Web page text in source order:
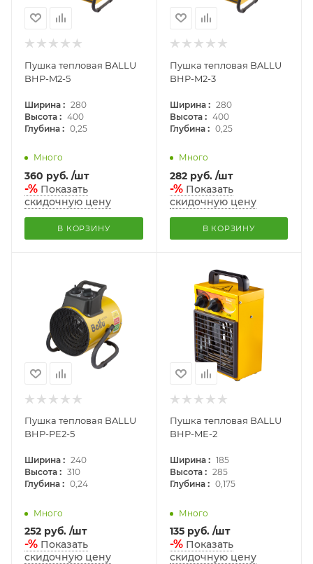
Пушка тепловая BALLU
BHP-M2-5
Ширина : 280
Высота : 400
Глубина : 0,25
Много
360 руб. /шт
-% Показать
скидочную цену
В КОРЗИНУ
Пушка тепловая BALLU
BHP-M2-3
Ширина : 280
Высота : 400
Глубина : 0,25
Много
282руб. /шт
-%Показать
скидочную цену
В КОРЗИНУ
Пушка тепловая BALLU
BHP-PE2-5
Ширина : 240
Высота : 310
Глубина : 0,24
Много
252 руб. /шт
-% Показать
скидочную цену
Пушка тепловая BALLU
BHP-ME-2
Ширина : 185
Высота : 285
Глубина : 0,175
Много
135руб. /шт
-%Показать
скидочную цену